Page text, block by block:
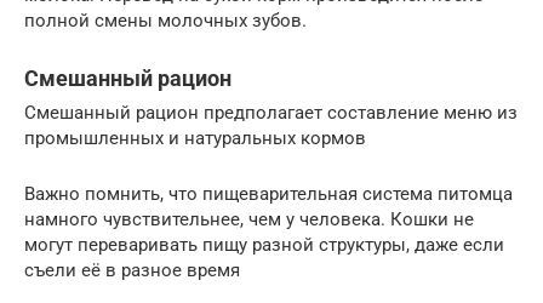
полной смены молочных зубов.
Смешанный рацион
Смешанный рацион предполагает составление меню из
промышленных и натуральных кормов
Важно помнить, что пищеварительная система питомца
намного чувствительнее, чем у человека. Кошки не
могут переваривать пищу разной структуры, даже если
съели её в разное время